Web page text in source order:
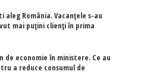
România. Vacanțele s-au
mai puțini clienți în prima
de economie în ministere. Ce au
a reduce consumul de